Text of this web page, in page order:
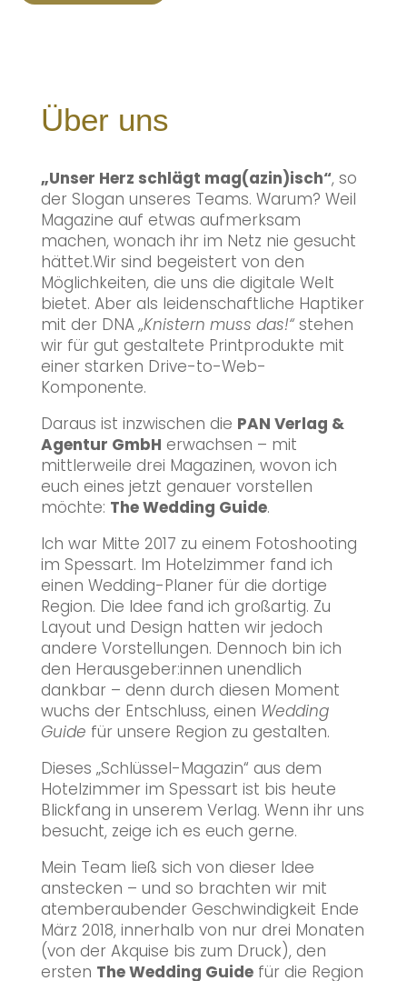
Über uns
„Unser Herz schlägt mag(azin)isch“, so
der Slogan unseres Teams. Warum? Weil
Magazine auf etwas aufmerksam
machen, wonach ihr im Netz nie gesucht
hättet.Wir sind begeistert von den
Möglichkeiten, die uns die digitale Welt
bietet. Aber als leidenschaftliche Haptiker
mit der DNA„Knistern muss das!“stehen
wir für gut gestaltete Printprodukte mit
einer starken Drive-to-Web-
Komponente.
Daraus ist inzwischen die PAN Verlag &
Agentur GmbH erwachsen – mit
mittlerweile drei Magazinen, wovon ich
euch eines jetzt genauer vorstellen
möchte: The Wedding Guide.
Ich war Mitte 2017 zu einem Fotoshooting
im Spessart. Im Hotelzimmer fand ich
einen Wedding-Planer für die dortige
Region. Die Idee fand ich großartig. Zu
Layout und Design hatten wir jedoch
andere Vorstellungen. Dennoch bin ich
den Herausgeber:innen unendlich
dankbar – denn durch diesen Moment
wuchs der Entschluss, einen Wedding
Guide für unsere Region zu gestalten.
Dieses „Schlüssel-Magazin“ aus dem
Hotelzimmer im Spessart ist bis heute
Blickfang in unserem Verlag. Wenn ihr uns
besucht, zeige ich es euch gerne.
Mein Team ließ sich von dieser Idee
anstecken – und so brachten wir mit
atemberaubender Geschwindigkeit Ende
März 2018, innerhalb von nur drei Monaten
(von der Akquise bis zum Druck), den
ersten The Wedding Guidefür die Region